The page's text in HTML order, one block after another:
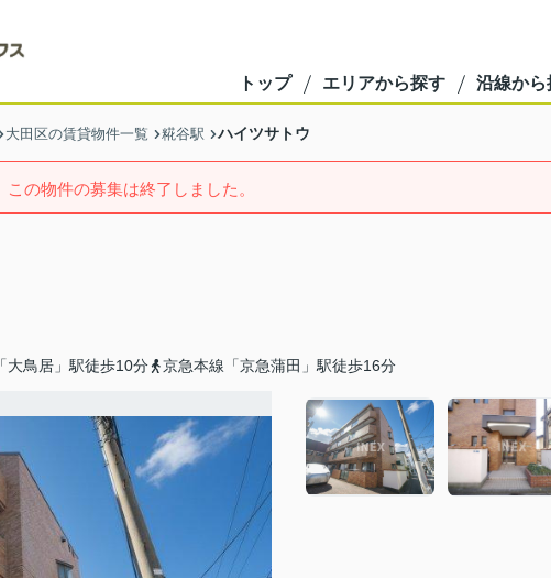
トップ エリアから探す 沿線から
大田区の賃貸物件一覧 糀谷駅 ハイツサトウ
この物件の募集は終了しました。
大鳥居」駅徒歩10分 京急本線「京急蒲田」駅徒歩16分